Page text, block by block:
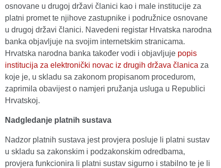
osnovane u drugoj državi članici kao i male institucije za
platni promet te njihove zastupnike i podružnice osnovane
u drugoj državi članici. Navedeni registar Hrvatska narodna
banka objavljuje na svojim internetskim stranicama.
Hrvatska narodna banka također vodi i objavljuje popis
institucija za elektronički novac iz drugih država članica za
koje je, u skladu sa zakonom propisanom procedurom,
zaprimila obavijest o namjeri pružanja usluga u Republici
Hrvatskoj.
Nadgledanje platnih sustava
Nadzor platnih sustava jest provjera posluje li platni sustav
u skladu sa zakonskim i podzakonskim odredbama,
provjera funkcionira li platni sustav sigurno i stabilno te je li